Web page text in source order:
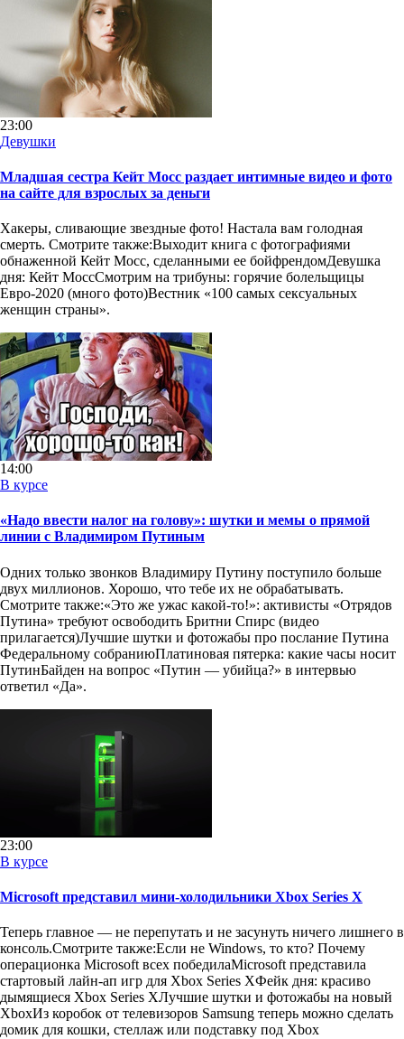
23:00
Девушки
Младшая сестра Кейт Мосс раздает интимные видео и фото
на сайте для взрослых за деньги
Хакеры, сливающие звездные фото! Настала вам голодная
смерть. Смотрите также:Выходит книга с фотографиями
обнаженной Кейт Мосс, сделанными ее бойфрендомДевушка
дня: Кейт МоссСмотрим на трибуны: горячие болельщицы
Евро-2020 (много фото)Вестник «100 самых сексуальных
женщин страны».
14:00
В курсе
«Надо ввести налог на голову»: шутки и мемы о прямой
линии с Владимиром Путиным
Одних только звонков Владимиру Путину поступило больше
двух миллионов. Хорошо, что тебе их не обрабатывать.
Смотрите также:«Это же ужас какой-то!»: активисты «Отрядов
Путина» требуют освободить Бритни Спирс (видео
прилагается)Лучшие шутки и фотожабы про послание Путина
Федеральному собраниюПлатиновая пятерка: какие часы носит
ПутинБайден на вопрос «Путин — убийца?» в интервью
ответил «Да».
23:00
В курсе
Microsoft представил мини-холодильники Xbox Series X
Теперь главное — не перепутать и не засунуть ничего лишнего в
консоль.Смотрите также:Если не Windows, то кто? Почему
операционка Microsoft всех победилаMicrosoft представила
стартовый лайн-ап игр для Xbox Series XФейк дня: красиво
дымящиеся Xbox Series XЛучшие шутки и фотожабы на новый
XboxИз коробок от телевизоров Samsung теперь можно сделать
домик для кошки, стеллаж или подставку под Xbox